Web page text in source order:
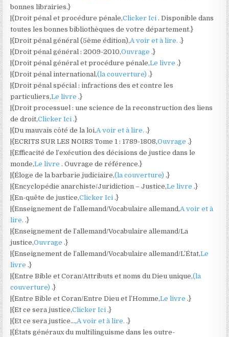
bonnes librairies.}
|{Droit pénal et procédure pénale,Clicker Ici. Disponible dans
toutes les bonnes bibliothèques de votre département.}
|{Droit pénal général (5ème édition),A voir et à lire..}
|{Droit pénal général : 2009-2010,Ouvrage.}
|{Droit pénal général et procédure pénale,Le livre.}
|{Droit pénal international,(la couverture).}
|{Droit pénal spécial : infractions des et contre les
particuliers,Le livre.}
|{Droit processuel : une science de la reconstruction des liens
de droit,Clicker Ici.}
|{Du mauvais côté de la loi,A voir et à lire..}
|{ECRITS SUR LES NOIRS Tome 1 : 1789-1808,Ouvrage.}
|{Efficacité de l’exécution des décisions de justice dans le
monde,Le livre. Ouvrage de référence.}
|{Éloge de la barbarie judiciaire,(la couverture).}
|{Encyclopédie anarchiste/Juridiction – Justice,Le livre.}
|{En-quête de justice,Clicker Ici.}
|{Enseignement de l’allemand/Vocabulaire allemand,A voir et à
lire..}
|{Enseignement de l’allemand/Vocabulaire allemand/La
justice,Ouvrage.}
|{Enseignement de l’allemand/Vocabulaire allemand/L’État,Le
livre.}
|{Entre Bible et Coran/Attributs et noms du Dieu unique,(la
couverture).}
|{Entre Bible et Coran/Entre Dieu et l’Homme,Le livre.}
|{Et ce sera justice,Clicker Ici.}
|{Et ce sera justice…,A voir et à lire..}
|{États généraux du multilinguisme dans les outre-